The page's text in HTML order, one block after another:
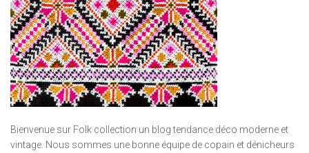
Bienvenue sur Folk collection un blog tendance déco moderne et
vintage. Nous sommes une bonne équipe de copain et dénicheurs